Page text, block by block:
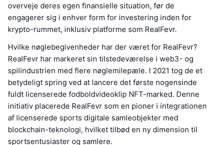
overveje deres egen finansielle situation, før de
engagerer sig i enhver form for investering inden for
krypto-rummet, inklusiv platforme som RealFevr.
Hvilke nøglebegivenheder har der været for RealFevr?
RealFevr har markeret sin tilstedeværelse i web3- og
spilindustrien med flere nøglemilepæle. I 2021 tog de et
betydeligt spring ved at lancere det første nogensinde
fuldt licenserede fodboldvideoklip NFT-marked. Denne
initiativ placerede RealFevr som en pioner i integrationen
af licenserede sports digitale samleobjekter med
blockchain-teknologi, hvilket tilbød en ny dimension til
sportsentusiaster og samlere.